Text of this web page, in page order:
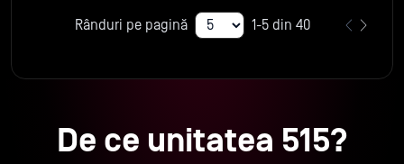
utilizarea unor
parametri de
care ar putea
Rânduri pe pagină 1-5 din 40
De ce unitatea 515?